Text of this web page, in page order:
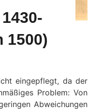
1500)
eingepflegt, da der
Problem: Von
Abweichungen